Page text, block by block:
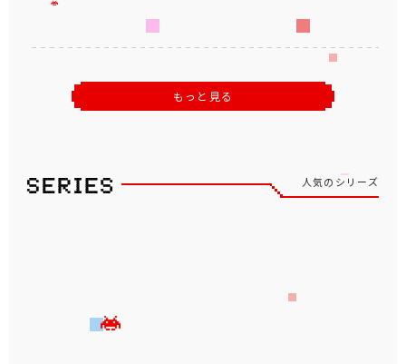
もっと見る
人気のシリーズ